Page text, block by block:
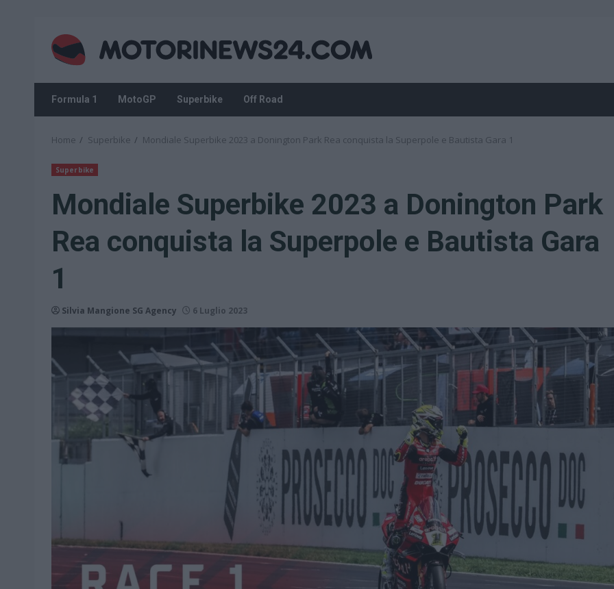
content
Formula 1 MotoGP Superbike Off Road
Home Superbike Mondiale Superbike 2023 a Donington Park Rea conquista la Superpole e Bautista Gara 1
Superbike
Mondiale Superbike 2023 a Donington Park
Rea conquista la Superpole e Bautista Gara
1
Silvia Mangione SG Agency 6 Luglio 2023